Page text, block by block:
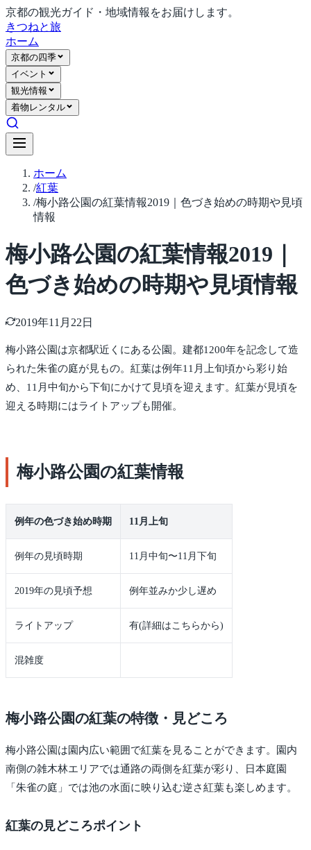
京都の観光ガイド・地域情報をお届けします。
きつねと旅
ホーム
京都の四季
イベント
観光情報
着物レンタル
ホーム
/紅葉
/梅小路公園の紅葉情報2019｜色づき始めの時期や見頃
情報
梅小路公園の紅葉情報2019｜
色づき始めの時期や見頃情報
2019年11月22日
梅小路公園は京都駅近くにある公園。建都1200年を記念して造
られた朱雀の庭が見もの。紅葉は例年11月上旬頃から彩り始
め、11月中旬から下旬にかけて見頃を迎えます。紅葉が見頃を
迎える時期にはライトアップも開催。
梅小路公園の紅葉情報
例年の色づき始め時期 11月上旬
例年の見頃時期 11月中旬〜11月下旬
2019年の見頃予想 例年並みか少し遅め
ライトアップ 有(詳細はこちらから)
混雑度
梅小路公園の紅葉の特徴・見どころ
梅小路公園は園内広い範囲で紅葉を見ることができます。園内
南側の雑木林エリアでは通路の両側を紅葉が彩り、日本庭園
「朱雀の庭」では池の水面に映り込む逆さ紅葉も楽しめます。
紅葉の見どころポイント